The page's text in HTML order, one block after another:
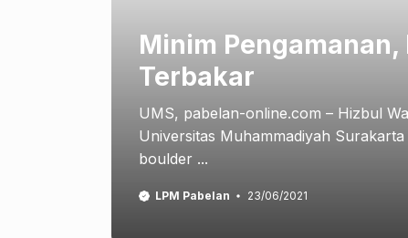
Minim Pengamanan,
Terbakar
UMS, pabelan-online.com – Hizbul
Universitas Muhammadiyah
boulder ...
LPM Pabelan 23/06/2021